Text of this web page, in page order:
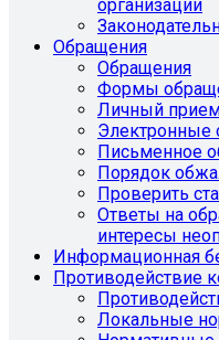
организации
Обращения
Обращения
Формы
Личный
Электронные
Письменное
Порядок
Проверить
Ответы на
интересы
Информационная
Противодействие
Локальные